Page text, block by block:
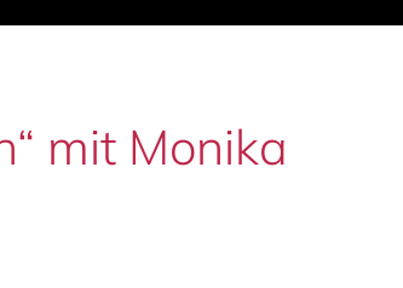
mit Monika